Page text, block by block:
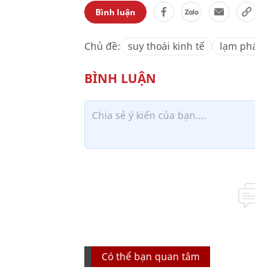
Bình luận
Chủ đề: suy thoái kinh tế lạm
Có thể bạn quan tâm